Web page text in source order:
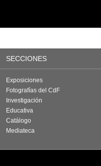
SECCIONES
Exposiciones
Fotografías del CdF
Investigación
Educativa
Catálogo
Mediateca